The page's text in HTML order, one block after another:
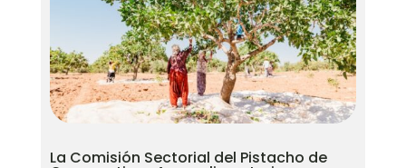
La Comisión Sectorial del Pistacho de